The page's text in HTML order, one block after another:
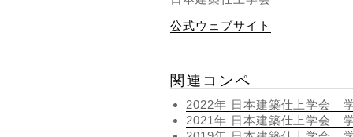
公式ウェブサイト
関連コンペ
2022年 日本建築仕上学会
2021年 日本建築仕上学会